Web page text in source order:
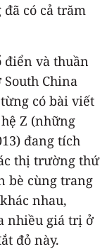
có cả trăm
điển và thuần
China
có bài viết
Z (những
đang tích
thị trường thứ
bè cùng trang
nhau,
nhiều giá trị ở
đỏ này.